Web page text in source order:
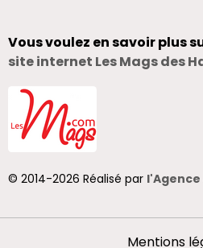
Vous voulez en savoir plus
site internet Les Mags des
© 2014-2026 Réalisé par l'Agence
Mentions